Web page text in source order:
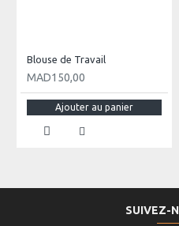
Blouse de Travail
MAD150,00
Ajouter au panier
SUIVEZ-